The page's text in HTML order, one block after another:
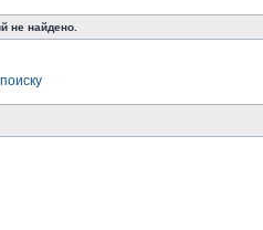
не найдено.